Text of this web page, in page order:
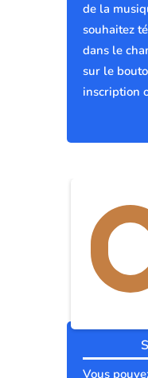
de la
souhaitez
dans le
sur le
inscription
Vous